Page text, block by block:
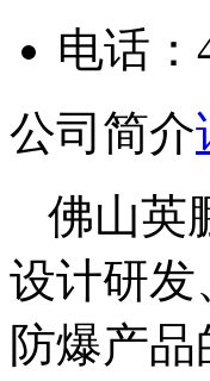
电话：
公司简介
佛山英
设计研发
防爆产